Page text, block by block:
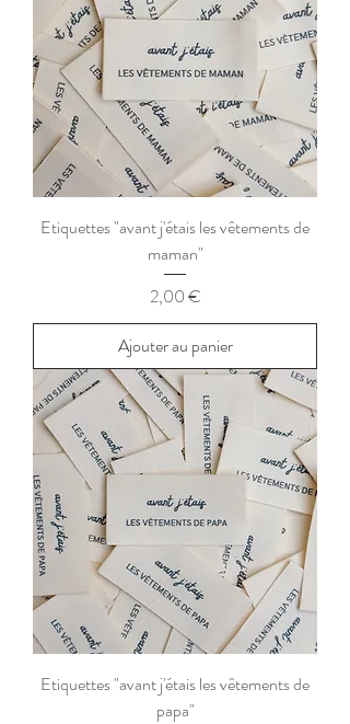
Etiquettes "avant j'étais les vêtements de
maman"
Prix
2,00 €
Ajouter au panier
Etiquettes "avant j'étais les vêtements de
papa"